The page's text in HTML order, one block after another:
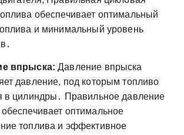
обеспечивает оптимальный
и минимальный уровень
впрыска: Давление впрыска
давление, под которым топливо
в цилиндры․ Правильное давление
оптимальное
топлива и эффективное